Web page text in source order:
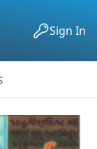
Sign In